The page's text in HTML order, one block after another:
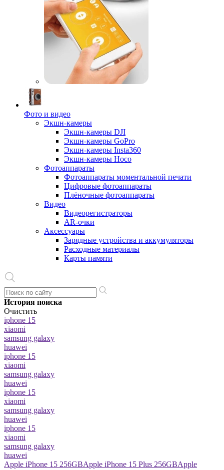
Фото и видео
Экшн-камеры
Экшн-камеры DJI
Экшн-камеры GoPro
Экшн-камеры Insta360
Экшн-камеры Hoco
Фотоаппараты
Фотоаппараты моментальной печати
Цифровые фотоаппараты
Плёночные фотоаппараты
Видео
Видеорегистраторы
AR-очки
Аксессуары
Зарядные устройства и аккумуляторы
Расходные материалы
Карты памяти
История поиска
Очистить
iphone 15
xiaomi
samsung galaxy
huawei
iphone 15
xiaomi
samsung galaxy
huawei
iphone 15
xiaomi
samsung galaxy
huawei
iphone 15
xiaomi
samsung galaxy
huawei
Apple iPhone 15 256GBApple iPhone 15 Plus 256GBApple